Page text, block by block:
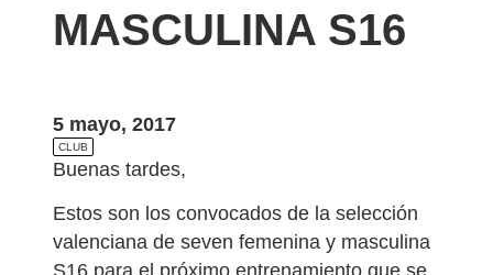
MASCULINA S16
5 mayo, 2017
CLUB
Buenas tardes,
Estos son los convocados de la selección
valenciana de seven femenina y masculina
S16 para el próximo entrenamiento que se